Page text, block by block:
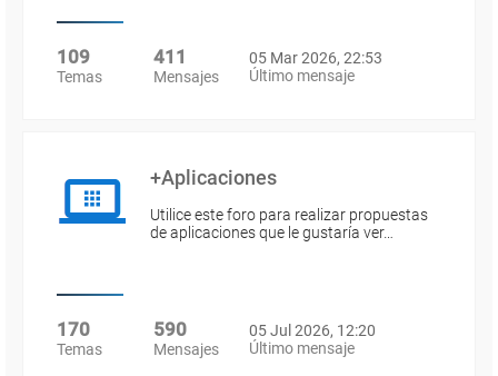
109
Temas
411
Mensajes
05 Mar 2026, 22:53
Último mensaje
+Aplicaciones
Utilice este foro para realizar propuestas
de aplicaciones que le gustaría ver…
170
Temas
590
Mensajes
05 Jul 2026, 12:20
Último mensaje